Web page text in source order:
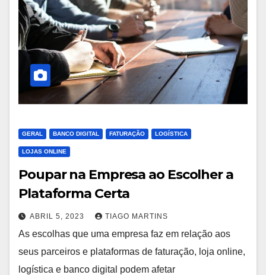
GERAL BANCO DIGITAL FATURAÇÃO LOGÍSTICA
LOJAS ONLINE
Poupar na Empresa ao Escolher a
Plataforma Certa
ABRIL 5, 2023 TIAGO MARTINS
As escolhas que uma empresa faz em relação aos
seus parceiros e plataformas de faturação, loja online,
logística e banco digital podem afetar